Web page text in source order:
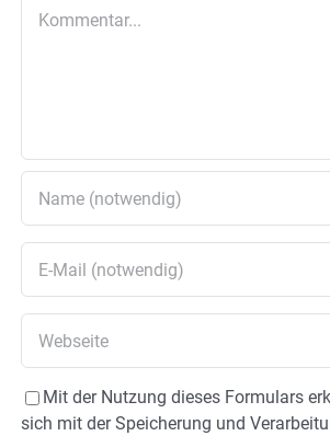
Mit der Nutzung dieses Formulars
sich mit der Speicherung und